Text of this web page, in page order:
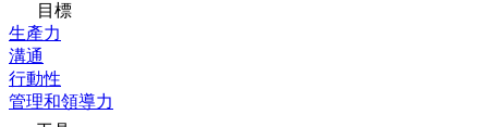
目標
生產力
溝通
行動性
管理和領導力